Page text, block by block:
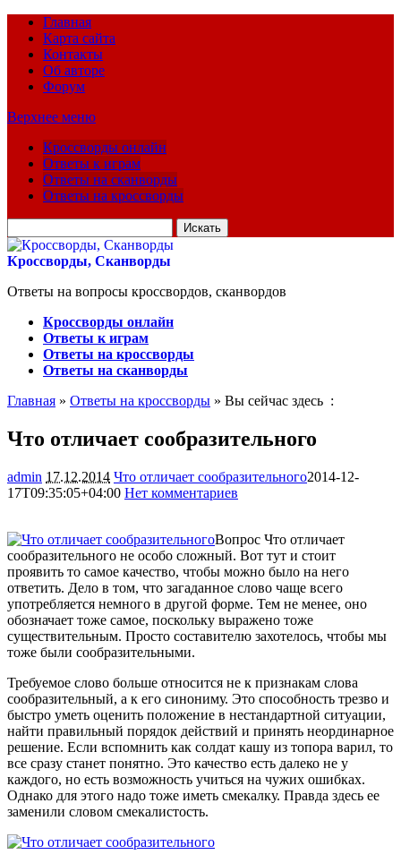
Главная
Карта сайта
Контакты
Об авторе
Форум
Верхнее меню
Кроссворды онлайн
Ответы к играм
Ответы на сканворды
Ответы на кроссворды
для:
Кроссворды, Сканворды
Ответы на вопросы кроссвордов, сканвордов
Кроссворды онлайн
Ответы к играм
Ответы на кроссворды
Ответы на сканворды
Главная » Ответы на кроссворды » Вы сейчас здесь :
Что отличает сообразительного
admin 17.12.2014 Что отличает сообразительного2014-12-
17T09:35:05+04:00 Нет комментариев
Вопрос Что отличает
сообразительного не особо сложный. Вот тут и стоит
проявить то самое качество, чтобы можно было на него
ответить. Дело в том, что загаданное слово чаще всего
употребляется немного в другой форме. Тем не менее, оно
обозначает тоже самое, поскольку выражено тоже
существительным. Просто составителю захотелось, чтобы мы
тоже были сообразительными.
Требуемое слово больше относится не к признакам слова
сообразительный, а к его синониму. Это способность трезво и
быстро уметь оценить положение в нестандартной ситуации,
найти правильный порядок действий и принять неординарное
решение. Если вспомнить как солдат кашу из топора варил, то
все сразу станет понятно. Это качество есть далеко не у
каждого, но есть возможность учиться на чужих ошибках.
Однако для этого надо тоже иметь смекалку. Правда здесь ее
заменили словом смекалистость.